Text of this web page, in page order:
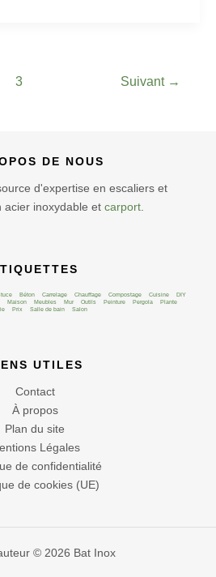
3 Suivant →
DE NOUS
d'expertise en escaliers et
acier inoxydable et carport
Béton Carrelage Chauffage Compostage Cuisine
DIY
Maison Meubles Mur Outils Peinture Pergola
Plante
Prix Salle de bain Salon
UTILES
Contact
À propos
Plan du site
Légales
de confidentialité
de cookies (UE)
© 2026 Bat Inox